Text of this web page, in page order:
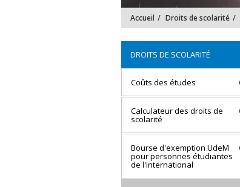
Accueil Droits de scolarité
DROITS DE SCOLARITÉ
Coûts des études
Calculateur des droits de
scolarité
Bourse d'exemption UdeM
pour personnes étudiantes
de l'international